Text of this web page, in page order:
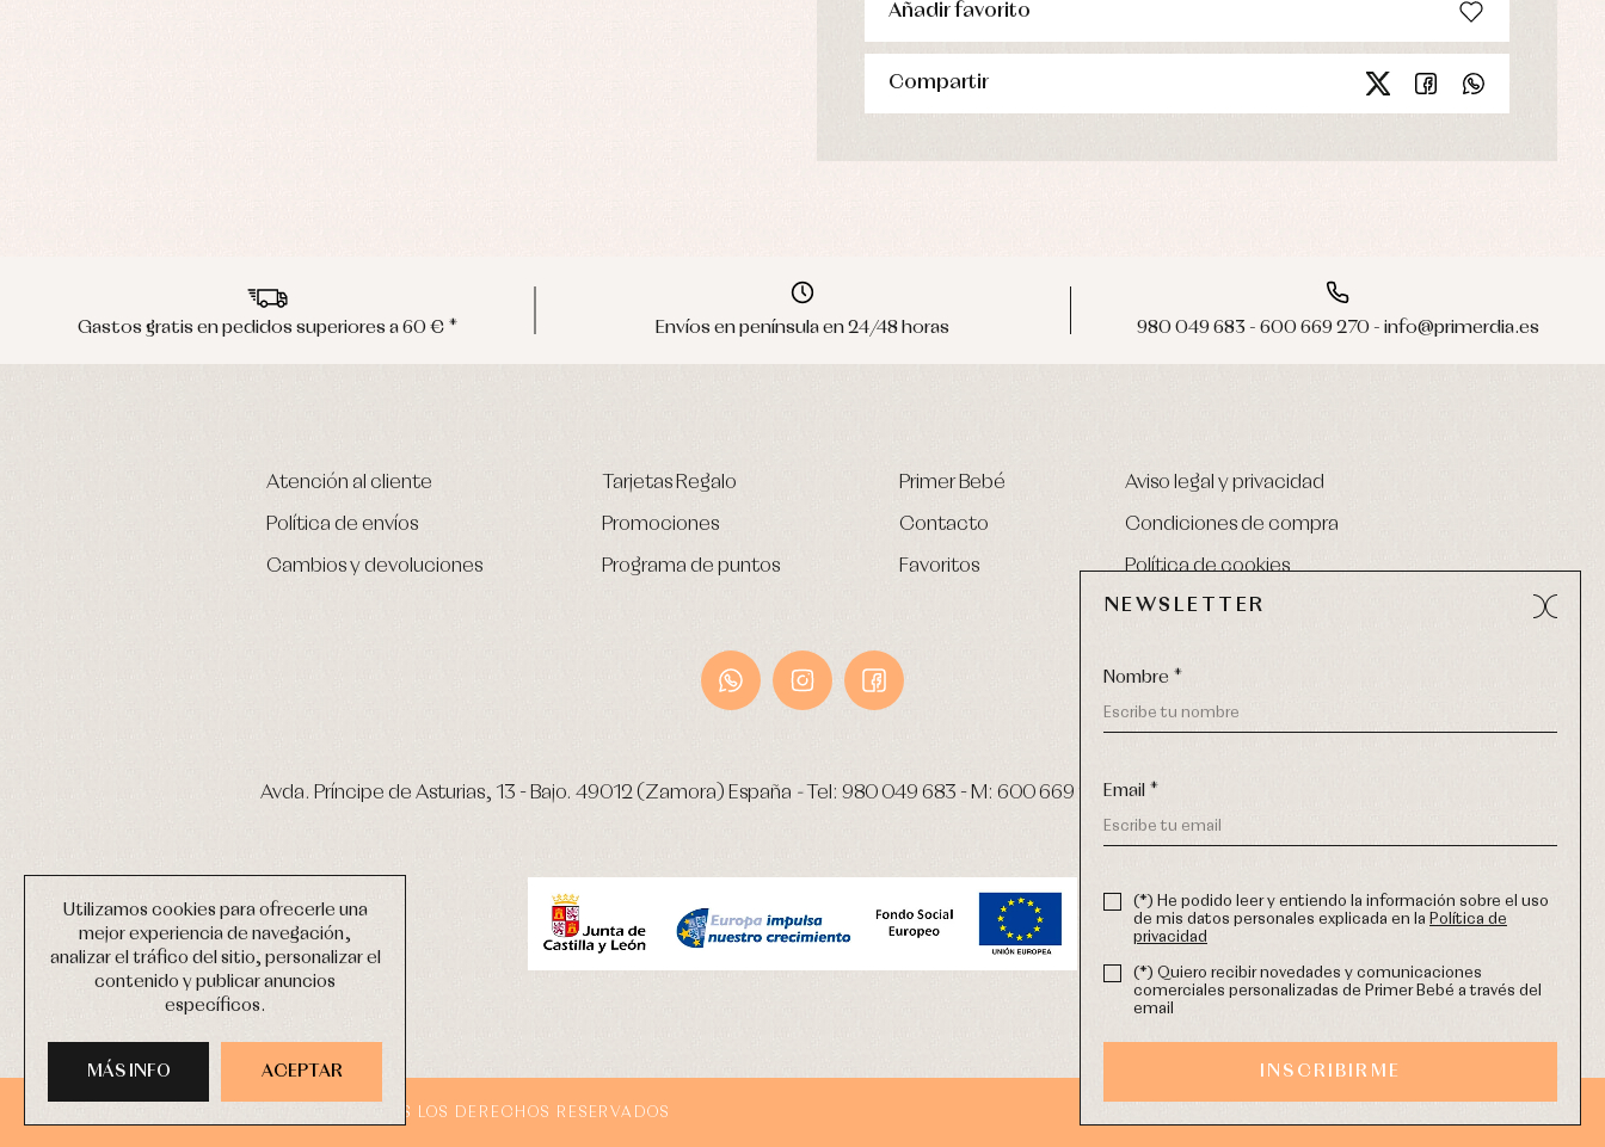
Utilizamos cookies para ofrecerle una
mejor experiencia de navegación,
analizar el tráfico del sitio, personalizar el
contenido y publicar anuncios
específicos.
ACEPTAR
MÁS INFO
Añadir favorito
Compartir
Gastos gratis en pedidos superiores a 60 € * Envíos en península en 24/48 horas 980 049 683 - 600 669 270 - info@primerdia.es
Atención al cliente
Política de envíos
Cambios y devoluciones
Tarjetas Regalo
Promociones
Programa de puntos
Primer Bebé
Contacto
Favoritos
Aviso legal y privacidad
Condiciones de compra
Política de cookies
Avda. Príncipe de Asturias, 13 - Bajo. 49012 (Zamora) España -Tel: 980 049 683 - M: 600 669 270-email:
TODOS LOS DERECHOS RESERVADOS
NEWSLETTER
Nombre *
Email *
(*) He podido leer y entiendo la información sobre el uso
de mis datos personales explicada en la Política de
privacidad
(*) Quiero recibir novedades y comunicaciones
comerciales personalizadas de Primer Bebé a través del
email
INSCRIBIRME